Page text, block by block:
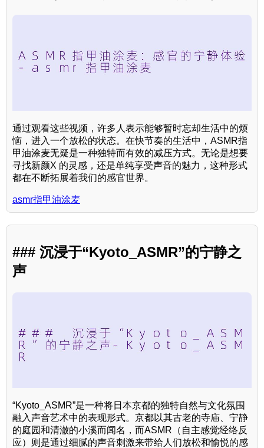
通过观看这些视频，许多人表示能够暂时忘却生活中的烦
恼，进入一个放松的状态。在快节奏的生活中，ASMR指
甲油涂麦无疑是一种独特而有效的减压方式。无论是想要
寻找新颜X 的灵感，还是单纯享受声音的魅力，这种形式
都在不断拓展着我们的感官世界。
asmr指甲油涂麦
### 沉浸于“Kyoto_ASMR”的宁静之
声
“Kyoto_ASMR”是一种将日本京都的独特自然与文化氛围
融入声音艺术中的表现形式。京都以其古老的寺庙、宁静
的庭园和清澈的小溪而闻名，而ASMR（自主感觉经络反
应）则是通过细腻的声音刺激来带给人们放松和愉悦的感